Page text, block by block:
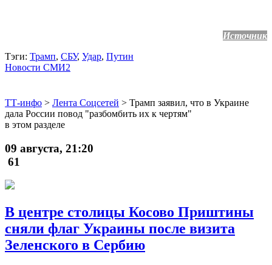
Источник
Тэги: Трамп, СБУ, Удар, Путин
Новости СМИ2
ТТ-инфо > Лента Соцсетей > Трамп заявил, что в Украине
дала России повод "разбомбить их к чертям"
в этом разделе
09 августа, 21:20
61
В центре столицы Косово Приштины
сняли флаг Украины после визита
Зеленского в Сербию